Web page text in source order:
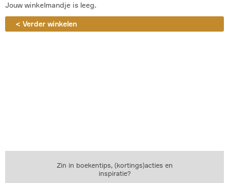
Jouw winkelmandje is leeg.
< Verder winkelen
Zin in boekentips, (kortings)acties en
inspiratie?